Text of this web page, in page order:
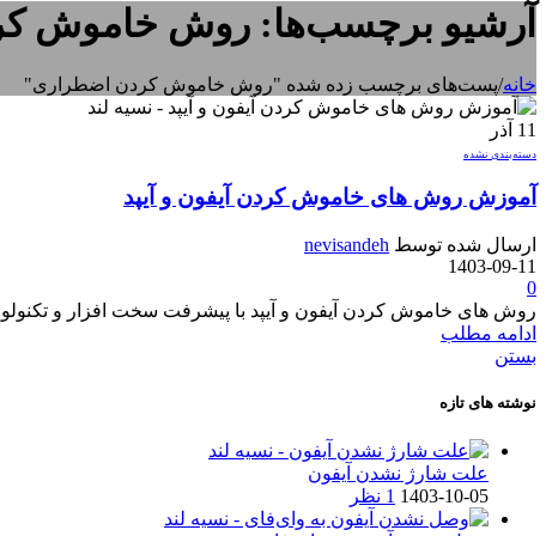
آرشیو برچسب‌ها: روش خاموش
خانه/پست‌های برچسب زده شده "روش خاموش کردن اضطراری"
11 آذر
دسته‌بندی نشده
آموزش روش های خاموش کردن آیفون و آیپد
ارسال شده توسط nevisandeh
1403-09-11
0
روش های خاموش کردن آیفون و آیپد با پیشرفت سخت افزار و
ادامه مطلب
بستن
نوشته های تازه
علت شارژ نشدن آیفون
1403-10-05 1 نظر